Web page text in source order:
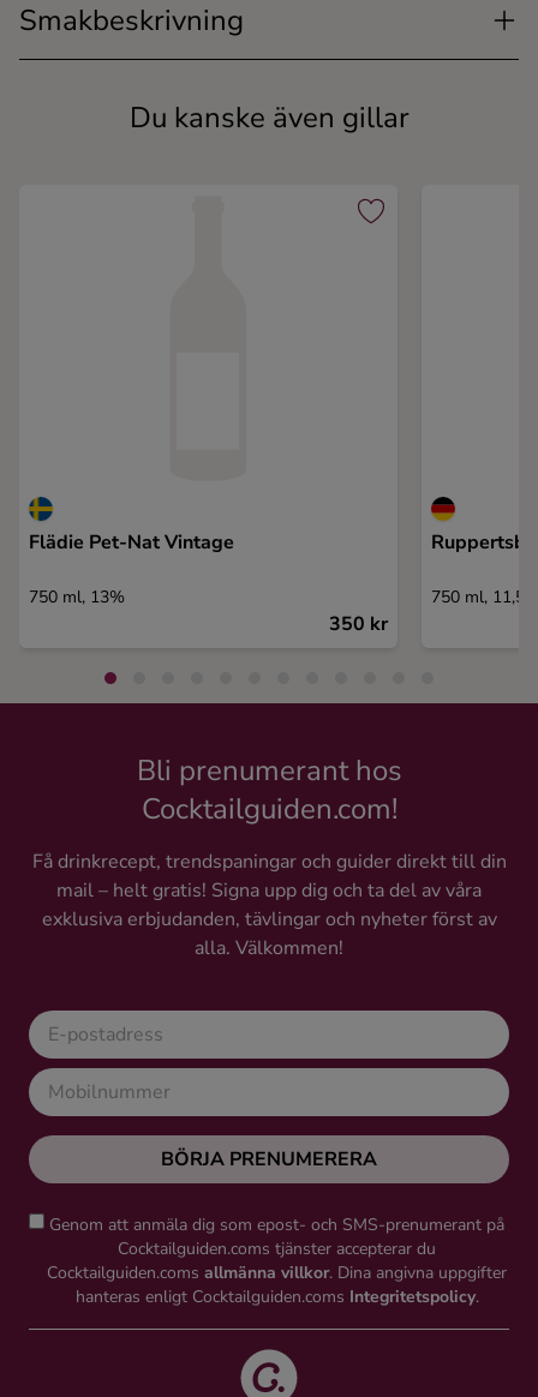
Smakbeskrivning
Du kanske även gillar
Flädie Pet-Nat Vintage
750 ml, 13%
350 kr
750 ml,
Bli prenumerant hos
Cocktailguiden.com!
Få drinkrecept, trendspaningar och guider direkt till din
mail – helt gratis! Signa upp dig och ta del av våra
exklusiva erbjudanden, tävlingar och nyheter först av
alla. Välkommen!
BÖRJA PRENUMERERA
Genom att anmäla dig som epost- och SMS-prenumerant på
Cocktailguiden.coms tjänster accepterar du
Cocktailguiden.coms allmänna villkor. Dina angivna uppgifter
hanteras enligt Cocktailguiden.coms Integritetspolicy.